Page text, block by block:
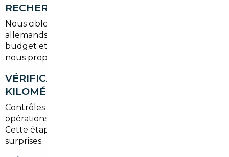
RECHERCHE DU VÉHICULE
Nous ciblons les annonces solides sur les marchés
allemands, belges et français. En fonction de votre
budget et de vos besoins (familiale, citadine, SUV),
nous proposons plusieurs options vérifiables.
VÉRIFICATION HISTORIQUE ET
KILOMÉTRAGE
Contrôles des factures d'entretien, du carnet, des
opérations de carrosserie et des rapports de sinistres.
Cette étape est cruciale pour éviter les mauvaises
surprises.